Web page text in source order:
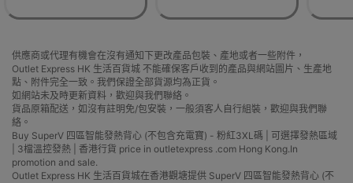
供應商或代理有機會在沒有通知下更改產品包裝、產地或者一些附件，
Outlet Express HK 生活百貨城 不能確保客戶收到的產品與網站圖片、生產地
點、附件完全一致。我們保證全部貨源均為正貨。
如網站未及時更新資料，歡迎與我們聯絡。
貨品原箱配送，如沒有註明免/包安裝，一般須客人自行組裝，歡迎與我們聯
絡。
Buy SuperV 四區智能發熱背心 (不包含充電寶) - 粉紅3XL碼 | 可選擇發熱區域
| 3檔溫控發熱 | 香港行貨 price in outletexpress .com Hong Kong.In
promotion and sale.
Outlet Express HK 生活百貨城在香港觀塘提供 SuperV 四區智能發熱背心 (不